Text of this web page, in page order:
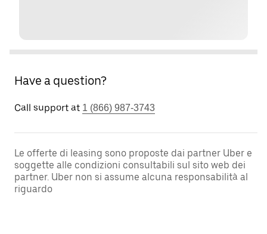
Have a question?
Call support at 1 (866) 987-3743
Le offerte di leasing sono proposte dai partner Uber e
soggette alle condizioni consultabili sul sito web dei
partner. Uber non si assume alcuna responsabilità al
riguardo